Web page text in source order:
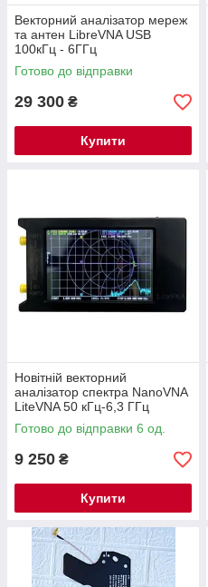
Векторний аналізатор мереж
та антен LibreVNA USB
100кГц - 6ГГц
Готово до відправки
29 300 ₴
Купити
Новітній векторний
аналізатор спектра NanoVNA
LiteVNA 50 кГц-6,3 ГГц
Готово до відправки 6 од.
9 250 ₴
Купити